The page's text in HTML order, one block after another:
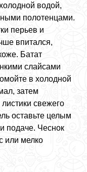
водой,
полотенцами.
перьев и
впитался,
Батат
слайсами
в холодной
затем
свежего
оставьте целым
подаче. Чеснок
или мелко